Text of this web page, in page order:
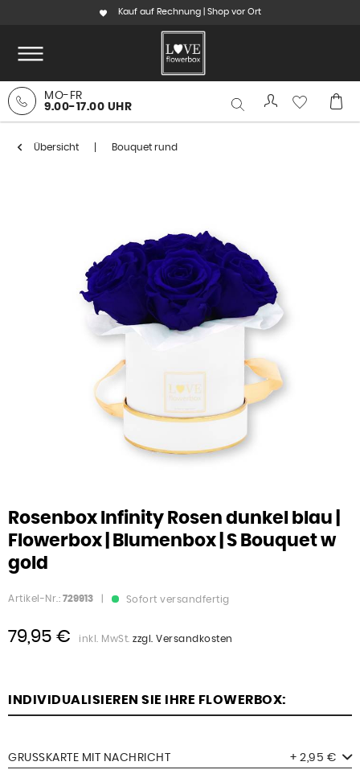
Kauf auf Rechnung | Shop vor Ort
MO-FR
9.00-17.00 UHR
Übersicht Bouquet rund
Rosenbox Infinity Rosen dunkel blau |
Flowerbox | Blumenbox | S Bouquet w
gold
Artikel-Nr.: 729913 Sofort versandfertig
79,95 € inkl. MwSt. zzgl. Versandkosten
INDIVIDUALISIEREN SIE IHRE FLOWERBOX:
GRUSSKARTE MIT NACHRICHT + 2,95 €